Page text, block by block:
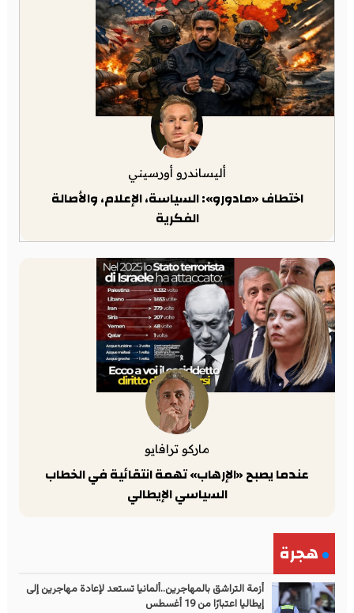
أليساندرو أورسيني
اختطاف «مادورو»: السياسة، الإعلام، والأصالة
الفكرية
ماركو ترافايو
عندما يصبح «الإرهاب» تهمة انتقائية في الخطاب
السياسي الإيطالي
هجرة
أزمة التراشق بالمهاجرين..ألمانيا تستعد لإعادة مهاجرين إلى
إيطاليا اعتبارًا من 19 أغسطس